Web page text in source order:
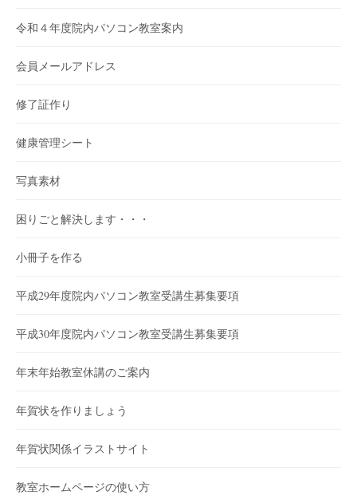
令和４年度院内パソコン教室案内
会員メールアドレス
修了証作り
健康管理シート
写真素材
困りごと解決します・・・
小冊子を作る
平成29年度院内パソコン教室受講生募集要項
平成30年度院内パソコン教室受講生募集要項
年末年始教室休講のご案内
年賀状を作りましょう
年賀状関係イラストサイト
教室ホームページの使い方